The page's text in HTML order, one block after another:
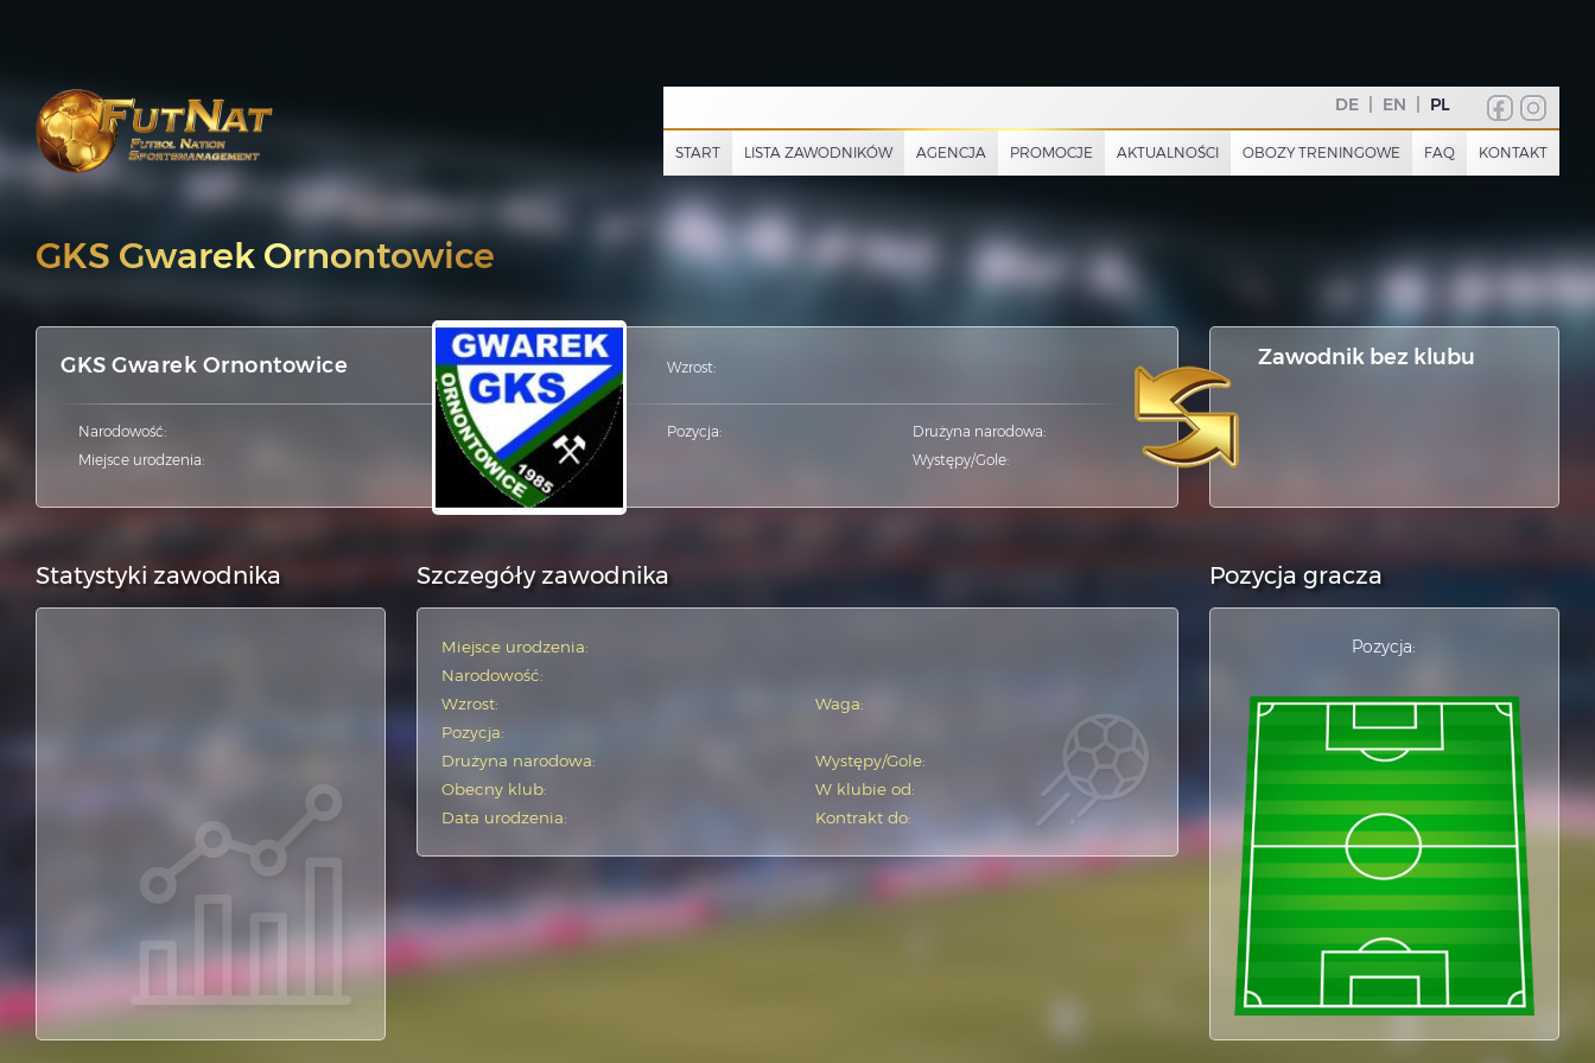
DE EN PL
START LISTA ZAWODNIKÓW AGENCJA PROMOCJE AKTUALNOŚCI OBOZY TRENINGOWE FAQ KONTAKT
GKS Gwarek Ornontowice
GKS Gwarek Ornontowice
Narodowość:
Miejsce urodzenia:
Wzrost:
Pozycja:
Drużyna narodowa:
Występy/Gole:
Zawodnik bez klubu
Statystyki zawodnika Szczegóły zawodnika
Miejsce urodzenia:
Narodowość:
Wzrost:
Waga:
Pozycja:
Drużyna narodowa:
Występy/Gole:
Obecny klub:
W klubie od:
Data urodzenia:
Kontrakt do:
Pozycja gracza
Pozycja: